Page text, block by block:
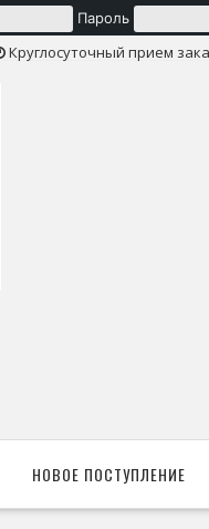
Пароль
Круглосуточный прием
НОВОЕ ПОСТУПЛЕНИЕ